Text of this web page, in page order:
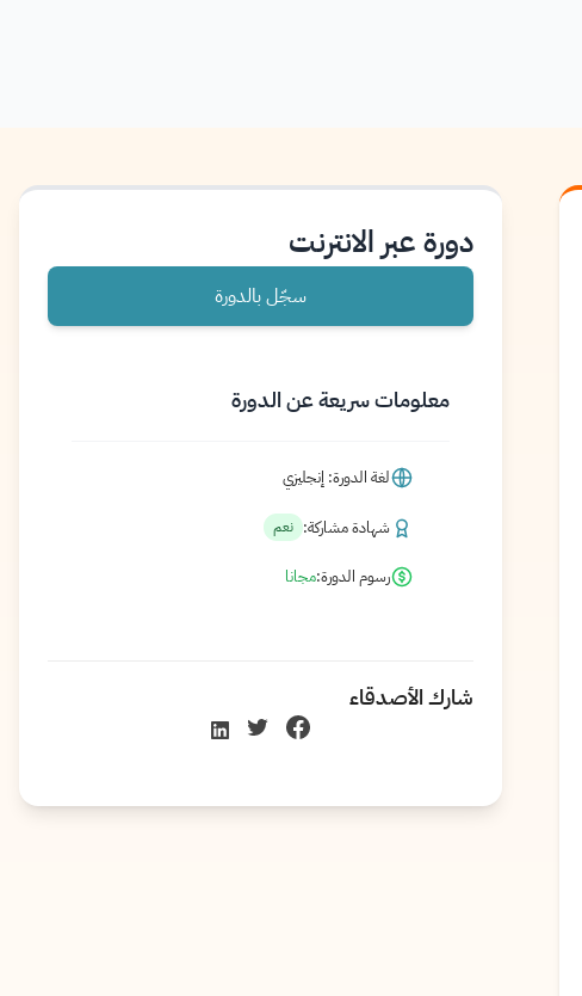
دورة عبر الانترنت
سجّل بالدورة
معلومات سريعة عن الدورة
لغة الدورة: إنجليزي
شهادة مشاركة: نعم
رسوم الدورة:مجانا
شارك الأصدقاء